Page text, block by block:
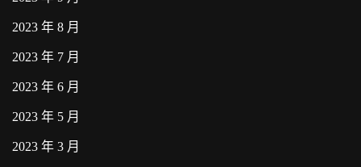
2023 年 8 月
2023 年 7 月
2023 年 6 月
2023 年 5 月
2023 年 3 月